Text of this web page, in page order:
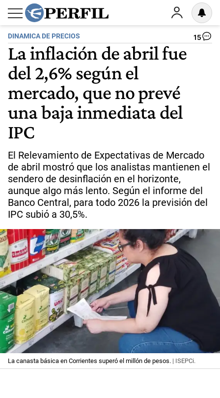
DINAMICA DE PRECIOS 15
La inflación de abril fue
del 2,6% según el
mercado, que no prevé
una baja inmediata del
IPC
El Relevamiento de Expectativas de Mercado
de abril mostró que los analistas mantienen el
sendero de desinflación en el horizonte,
aunque algo más lento. Según el informe del
Banco Central, para todo 2026 la previsión del
IPC subió a 30,5%.
La canasta básica en Corrientes superó el millón de pesos. | ISEPCi.